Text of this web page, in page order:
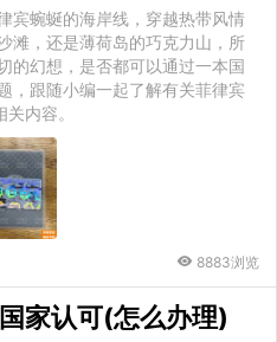
宾蜿蜒的海岸线，穿越热带风情
滩，还是薄荷岛的巧克力山，所
的幻想，是否都可以通过一本国
，跟随小编一起了解有关菲律宾
内容。
8883浏览
家认可(怎么办理)